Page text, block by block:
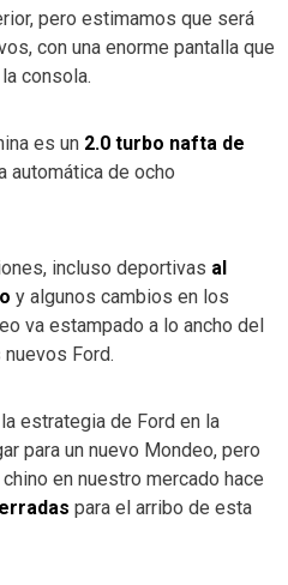
pero estimamos que será
con una enorme pantalla que
consola.
es un 2.0 turbo nafta de
automática de ocho
incluso deportivas al
y algunos cambios en los
va estampado a lo ancho del
Ford.
estrategia de Ford en la
para un nuevo Mondeo, pero
en nuestro mercado hace
para el arribo de esta